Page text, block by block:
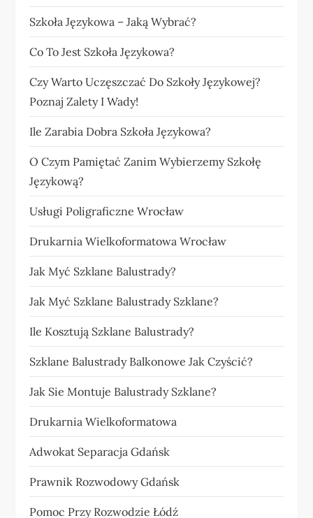
Szkoła Językowa – Jaką Wybrać?
Co To Jest Szkoła Językowa?
Czy Warto Uczęszczać Do Szkoły Językowej?
Poznaj Zalety I Wady!
Ile Zarabia Dobra Szkoła Językowa?
O Czym Pamiętać Zanim Wybierzemy Szkołę
Językową?
Usługi Poligraficzne Wrocław
Drukarnia Wielkoformatowa Wrocław
Jak Myć Szklane Balustrady?
Jak Myć Szklane Balustrady Szklane?
Ile Kosztują Szklane Balustrady?
Szklane Balustrady Balkonowe Jak Czyścić?
Jak Sie Montuje Balustrady Szklane?
Drukarnia Wielkoformatowa
Adwokat Separacja Gdańsk
Prawnik Rozwodowy Gdańsk
Pomoc Przy Rozwodzie Łódź